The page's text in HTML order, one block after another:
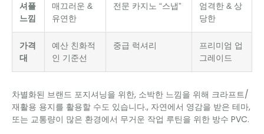
셔플
느낌
매끄러운 &
유연한
전문 카지노 “스냅”
엄격한 & 상
당한
가격
대
예산 친화적
인 기준선
중급 럭셔리
프리미엄 업
그레이드
차별화된 브랜드 포지셔닝을 위한, 소박한 느낌을 위해 크라프트/
재활용 용지를 활용할 수도 있습니다., 자연에서 영감을 받은 테마,
또는 교통량이 많은 환경에서 무거운 작업 루틴을 위한 방수 PVC.